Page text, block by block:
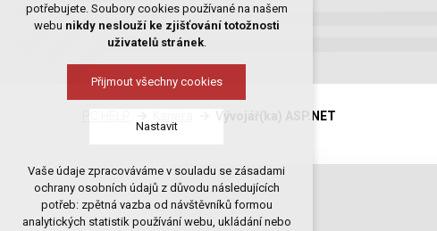
Vývojář(ka) ASP.NET
potřebujete. Soubory cookies používané na našem
webu nikdy neslouží ke zjišťování totožnosti
uživatelů stránek.
Přijmout všechny cookies
Nastavit
Technická cookies
nutná pro provozování webu
udržení kontextu stránek (session):
Vaše údaje zpracováváme v souladu se zásadami
ochrany osobních údajů z důvodu následujících
potřeb: zpětná vazba od návštěvníků formou
analytických statistik používání webu, ukládání nebo